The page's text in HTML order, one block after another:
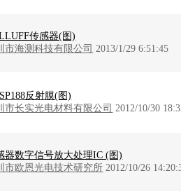
传感器(图)
市海测科技有限公司
2013/1/29 6:51:45
反射膜(图)
市长实光电材料有限公司 2012/10/30
器数字信号放大处理IC (图)
市欧恩光电技术研究所 2012/10/26